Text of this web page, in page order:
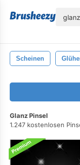
Scheinen
Glanz Pinsel
1.247 kostenlosen